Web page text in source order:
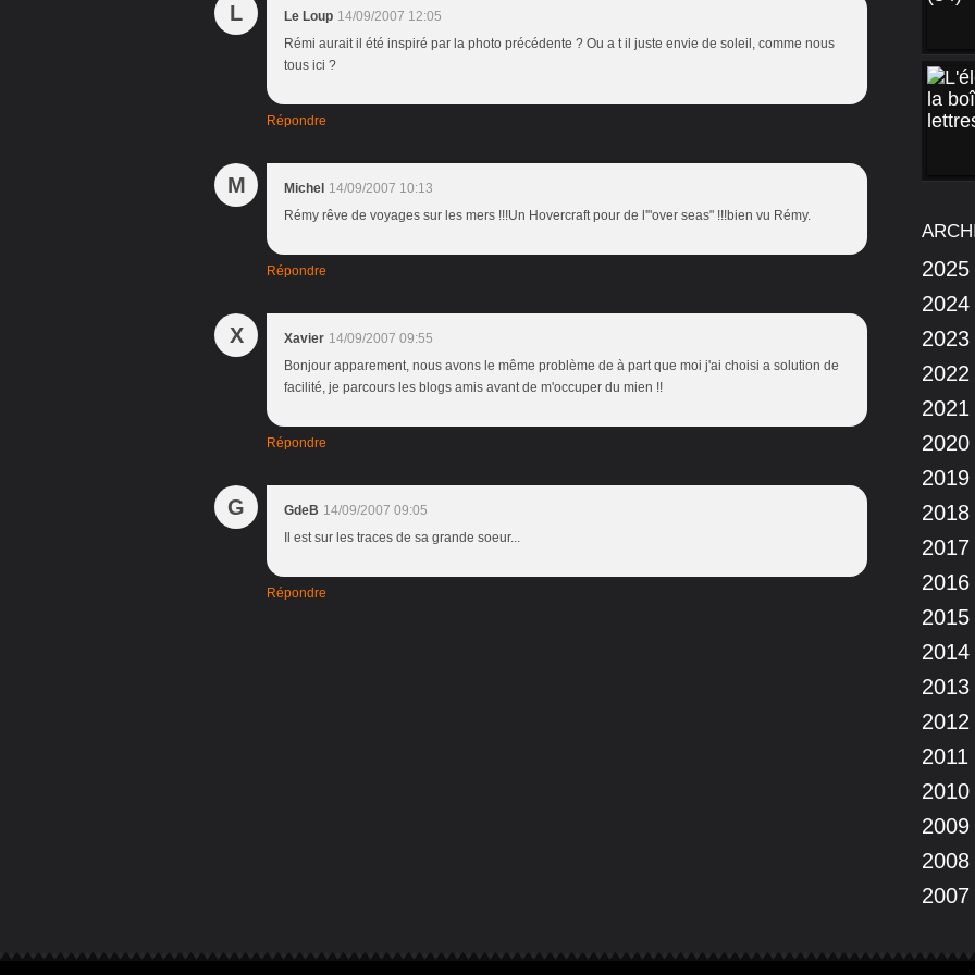
L Le Loup 14/09/2007 12:05
Rémi aurait il été inspiré par la photo précédente ? Ou a t il juste envie de soleil, comme nous
tous ici ?
Répondre
M Michel 14/09/2007 10:13
Rémy rêve de voyages sur les mers !!!Un Hovercraft pour de l'"over seas" !!!bien vu Rémy.
Répondre
X Xavier 14/09/2007 09:55
Bonjour apparement, nous avons le même problème de à part que moi j'ai choisi a solution de
facilité, je parcours les blogs amis avant de m'occuper du mien !!
Répondre
G GdeB 14/09/2007 09:05
Il est sur les traces de sa grande soeur...
Répondre
2025
2024
2023
2022
2021
2020
2019
2018
2017
2016
2015
2014
2013
2012
2011
2010
2009
2008
2007